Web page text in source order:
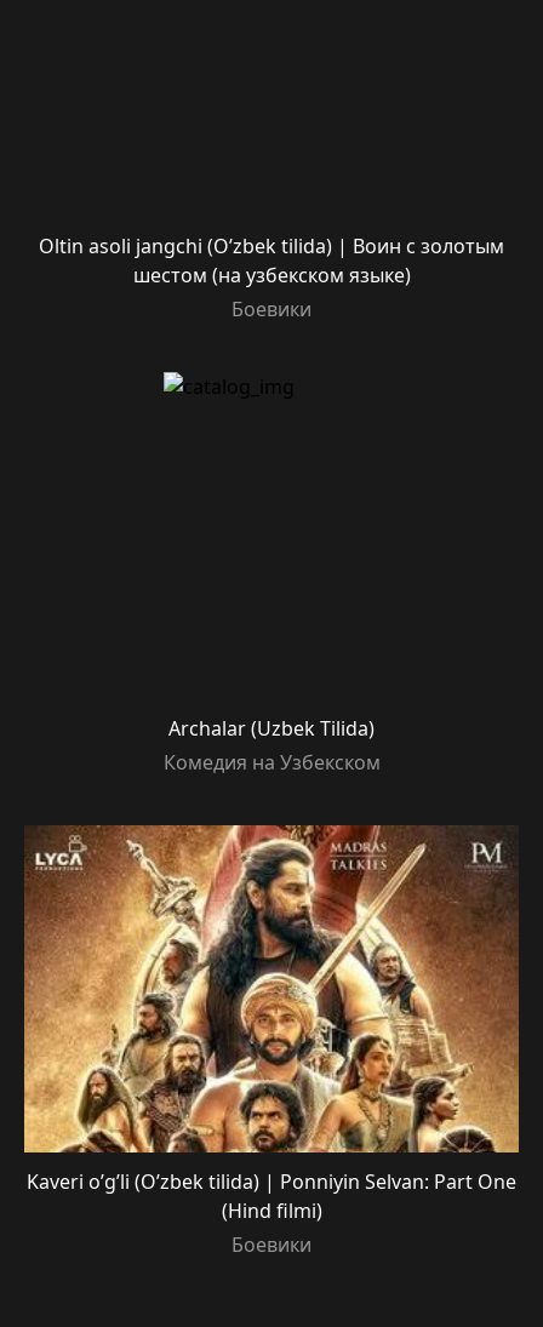
Oltin asoli jangchi (O’zbek tilida) | Воин с золотым
шестом (на узбекском языке)
Боевики
Archalar (Uzbek Tilida)
Комедия на Узбекском
Kaveri o’g’li (O’zbek tilida) | Ponniyin Selvan: Part One
(Hind filmi)
Боевики